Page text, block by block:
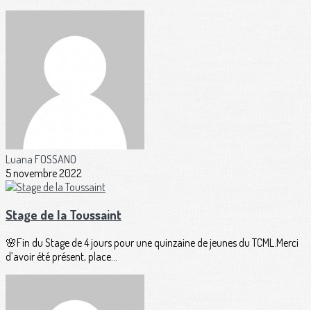
Luana FOSSANO
5 novembre 2022
Stage de la Toussaint
🌸Fin du Stage de 4 jours pour une quinzaine de jeunes du TCML.Merci
d’avoir été présent, place...